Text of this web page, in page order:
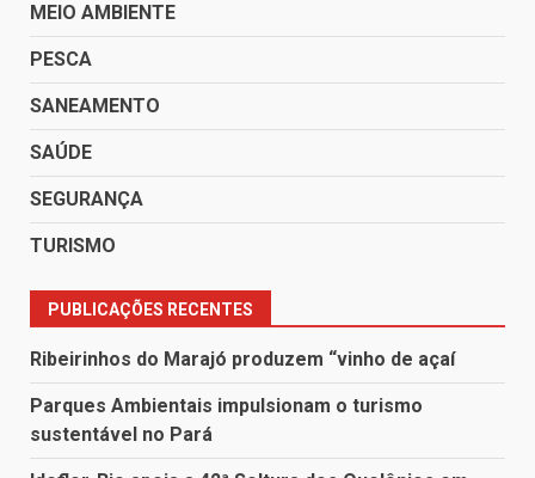
MEIO AMBIENTE
PESCA
SANEAMENTO
SAÚDE
SEGURANÇA
TURISMO
PUBLICAÇÕES RECENTES
Ribeirinhos do Marajó produzem “vinho de açaí
Parques Ambientais impulsionam o turismo
sustentável no Pará